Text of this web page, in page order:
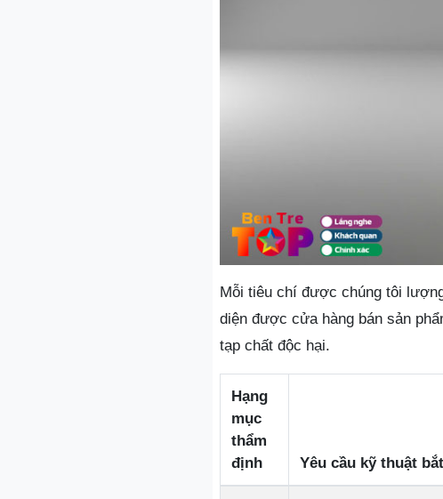
Mỗi tiêu chí được chúng tôi
diện được cửa hàng bán sản
tạp chất độc hại.
Hạng
mục
thẩm
định
Yêu cầu kỹ thuật